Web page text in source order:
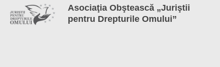
Asociaţia Obştească „Juriştii
pentru Drepturile Omului”